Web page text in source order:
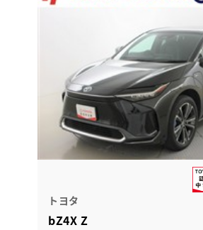
トヨタ
bZ4X Z